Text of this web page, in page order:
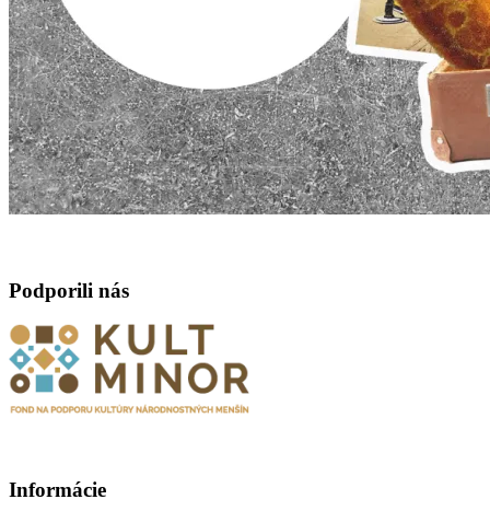
Podporili nás
Informácie